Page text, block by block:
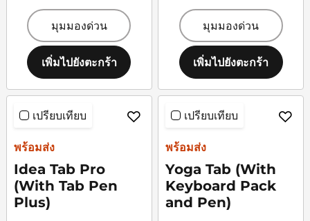
มุมมองด่วน
เพิ่มไปยังตะกร้า
มุมมองด่วน
เพิ่มไปยังตะกร้า
เปรียบเทียบ
พร้อมส่ง
Idea Tab Pro
(With Tab Pen
Plus)
เปรียบเทียบ
พร้อมส่ง
Yoga Tab (With
Keyboard Pack
and Pen)